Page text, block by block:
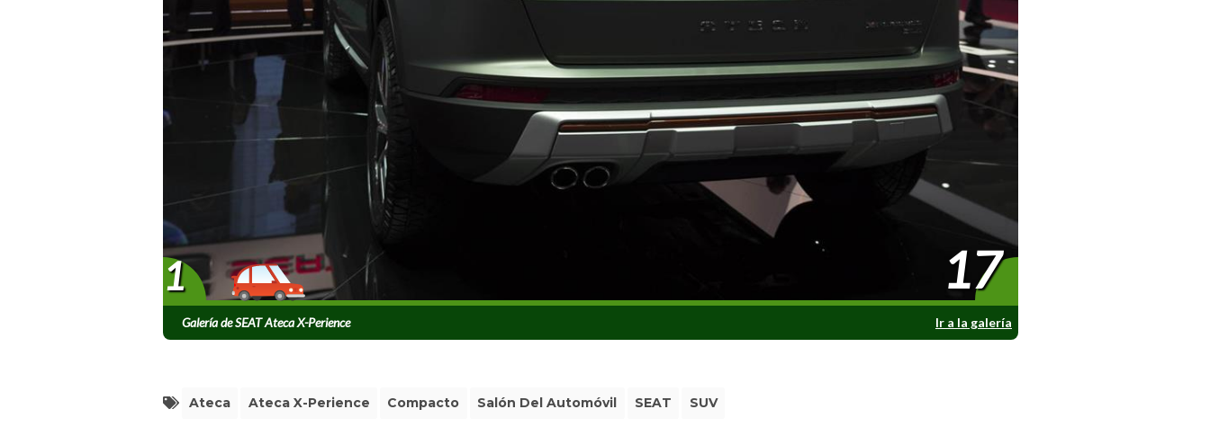
Galería de SEAT Ateca X-Perience Ir a la galería
1 17
Ateca Ateca X-Perience Compacto Salón Del Automóvil SEAT SUV